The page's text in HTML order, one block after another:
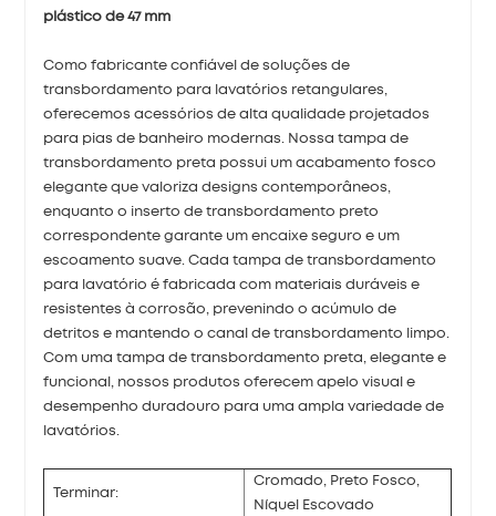
plástico de 47 mm
Como fabricante confiável de soluções de
transbordamento para lavatórios retangulares,
oferecemos acessórios de alta qualidade projetados
para pias de banheiro modernas. Nossa tampa de
transbordamento preta possui um acabamento fosco
elegante que valoriza designs contemporâneos,
enquanto o inserto de transbordamento preto
correspondente garante um encaixe seguro e um
escoamento suave. Cada tampa de transbordamento
para lavatório é fabricada com materiais duráveis ​​e
resistentes à corrosão, prevenindo o acúmulo de
detritos e mantendo o canal de transbordamento limpo.
Com uma tampa de transbordamento preta, elegante e
funcional, nossos produtos oferecem apelo visual e
desempenho duradouro para uma ampla variedade de
lavatórios.
Terminar:
Cromado, Preto Fosco,
Níquel Escovado